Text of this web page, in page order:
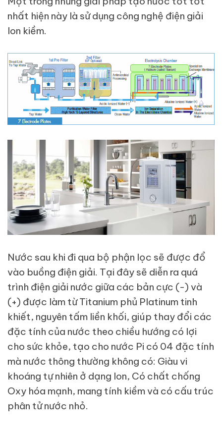
nhất hiện này là sử dụng công nghệ điện giải
Ion kiềm.
Nước sau khi đi qua bộ phận lọc sẽ được đổ
vào buồng điện giải. Tại đây sẽ diễn ra quá
trình điện giải nước giữa các bản cực (-) và
(+) được làm từ Titanium phủ Platinum tinh
khiết, nguyên tấm liền khối, giúp thay đổi các
đặc tính của nước theo chiều hướng có lợi
cho sức khỏe, tạo cho nước Pi có 04 đặc tính
mà nước thông thường không có: Giàu vi
khoáng tự nhiên ở dạng Ion, Có chất chống
Oxy hóa mạnh, mang tính kiềm và có cấu trúc
phân tử nước nhỏ.